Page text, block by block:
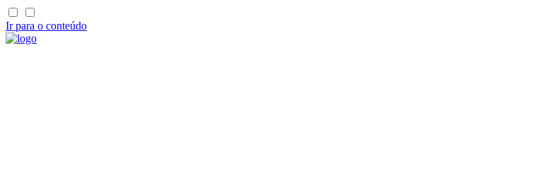
Ir para o conteúdo